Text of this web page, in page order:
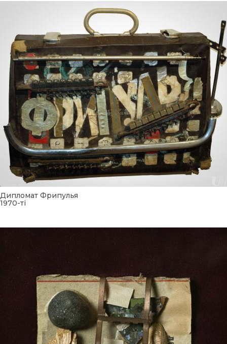
#LVIV
UA
ENG
Дипломат Фрипулья
1970-ті